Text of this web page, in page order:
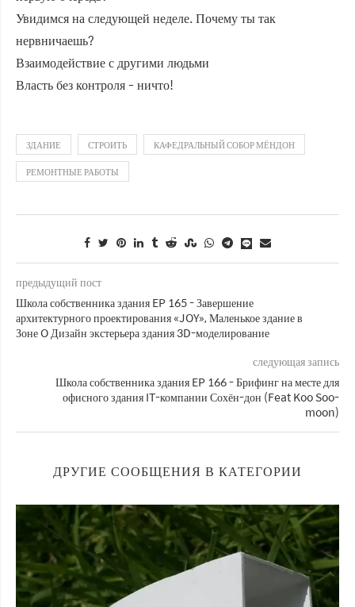
Увидимся на следующей неделе. Почему ты так
нервничаешь?
Взаимодействие с другими людьми
Власть без контроля - ничто!
ЗДАНИЕ СТРОИТЬ
КАФЕДРАЛЬНЫЙ СОБОР МЁНДОН
РЕМОНТНЫЕ РАБОТЫ
предыдущий пост
Школа собственника здания EP 165 - Завершение
архитектурного проектирования «JOY», Маленькое здание в
Зоне O Дизайн экстерьера здания 3D-моделирование
следующая запись
Школа собственника здания EP 166 - Брифинг на месте для
офисного здания IT-компании Сохён-дон (Feat Koo Soo-
moon)
ДРУГИЕ СООБЩЕНИЯ В КАТЕГОРИИ